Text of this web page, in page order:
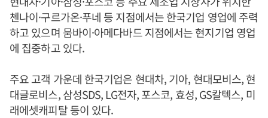
첸나이·구르가온·푸네 등 지점에서는 한국기업 영업에 주력
하고 있으며 뭄바이·아메다바드 지점에서는 현지기업 영업
에 집중하고 있다.
주요 고객 가운데 한국기업은 현대차, 기아, 현대모비스, 현
대글로비스, 삼성SDS, LG전자, 포스코, 효성, GS칼텍스, 미
래에셋캐피탈 등이 있다.